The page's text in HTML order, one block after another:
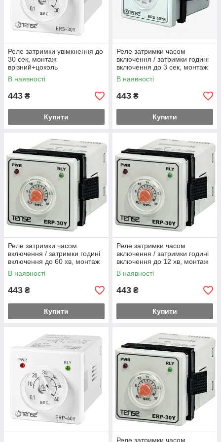
Реле затримки увімкнення до
30 сек, монтаж
врізний+цоколь
В наявності
443 ₴
Купити
Реле затримки часом
включення / затримки годині
включення до 3 сек, монтаж
врізний+цоколь
В наявності
443 ₴
Купити
Реле затримки часом
включення / затримки годині
включення до 60 хв, монтаж
врізний
В наявності
443 ₴
Купити
Реле затримки часом
включення / затримки годині
включення до 12 хв, монтаж
врізний
В наявності
443 ₴
Купити
Реле затримки часом